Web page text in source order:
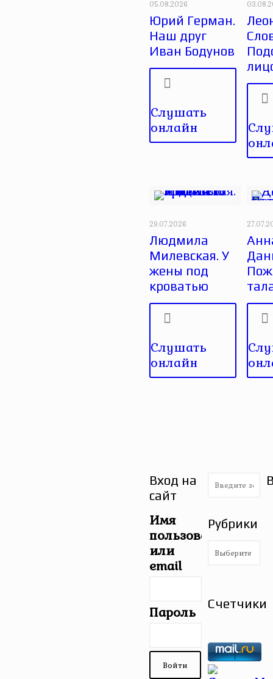
05.08.2026
Юрий Герман.
Наш друг
Иван Бодунов
Слушать
онлайн
29.07.2026
Людмила
Милевская. У
жены под
кроватью
Слушать
онлайн
Вход на
сайт
Имя
пользователя
или
email
Пароль
Рубрики
Рубрики
Счетчики